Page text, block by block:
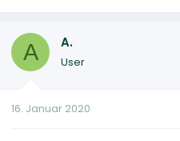
A A.
User
16. Januar 2020